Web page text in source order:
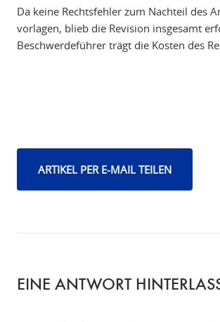
Da keine Rechtsfehler zum Nachteil des
vorlagen, blieb die Revision insgesamt
Beschwerdeführer trägt die Kosten des
ARTIKEL PER E-MAIL TEILEN
EINE ANTWORT